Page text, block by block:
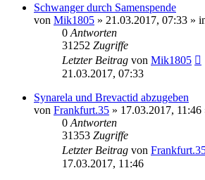
Schwanger durch Samenspende
von Mik1805 » 21.03.2017, 07:33 »
0 Antworten
31252 Zugriffe
Letzter Beitrag von Mik1805
21.03.2017, 07:33
Synarela und Brevactid abzugeben
von Frankfurt.35 » 17.03.2017, 11:46
0 Antworten
31353 Zugriffe
Letzter Beitrag von
17.03.2017, 11:46